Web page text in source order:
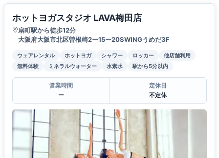
ホットヨガスタジオ LAVA梅田店
扇町駅から徒歩12分
大阪府大阪市北区曽根崎2ー15ー20SWINGうめだ3F
ウェアレンタル ホットヨガ シャワー ロッカー
他店舗利用
無料体験
ミネラルウォーター 水素水 駅から5分以内
営業時間
ー
定休日
不定休